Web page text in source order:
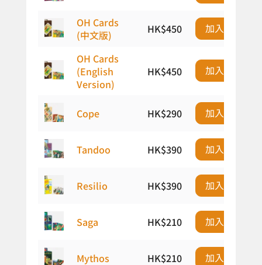
OH Cards
(中文版)
HK$450 加入購物車
OH Cards
(English
Version)
HK$450 加入購物車
Cope HK$290 加入購物車
Tandoo HK$390 加入購物車
Resilio HK$390 加入購物車
Saga HK$210 加入購物車
Mythos HK$210 加入購物車